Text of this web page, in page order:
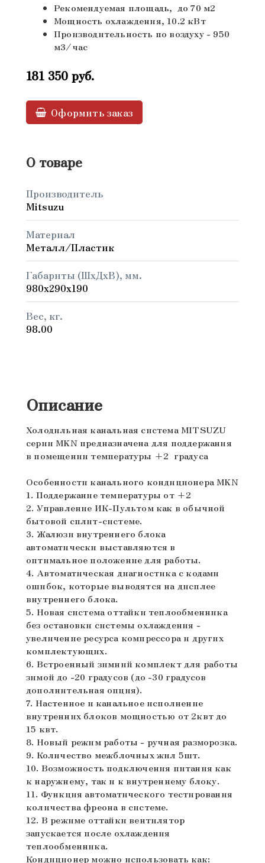
Рекомендуемая площадь, до 70 м2
Мощность охлаждения, 10.2 кВт
Производительность по воздуху - 950
м3/час
181 350 руб.
Оформить заказ
О товаре
Производитель
Mitsuzu
Материал
Металл/Пластик
Габариты (ШxДxВ), мм.
980x290x190
Вес, кг.
98.00
Описание
Холодильная канальная система MITSUZU
серии MKN предназначена для поддержания
в помещении температуры +2 градуса
Особенности канального кондиционера MKN
1. Поддержание температуры от +2
2. Управление ИК-Пультомкак в обычной
бытовой сплит-системе.
3. Жалюзи внутреннего блока
автоматически выставляются в
оптимальное положение для работы.
4. Автоматическая диагностика с кодами
ошибок, которые выводятся на дисплее
внутреннего блока.
5. Новая система оттайки теплообменника
без остановки системы охлаждения -
увеличение ресурса компрессора и других
комплектующих.
6. Встроенный зимний комплект для работы
зимой до -20 градусов (до -30 градусов
дополнительная опция).
7. Настенное и канальное исполнение
внутренних блоков мощностью от 2квт до
15 квт.
8. Новый режим работы - ручная разморозка.
9. Количество межблочных жил 5шт.
10. Возможность подключения питания как
к наружнему, так и к внутреннему блоку.
11. Функция автоматического тестирования
количества фреона в системе.
12. В режиме оттайки вентилятор
запускается после охлаждения
теплообменника.
Кондиционер можно использовать как: